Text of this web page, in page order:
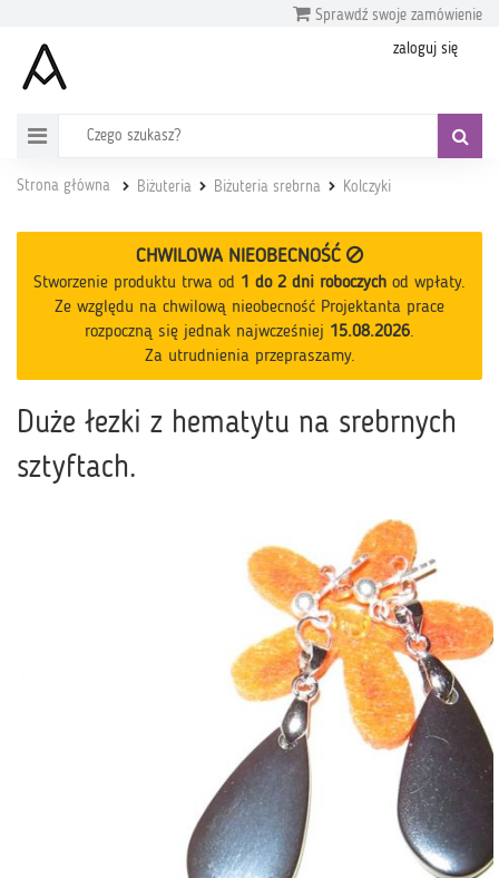
Sprawdź swoje zamówienie
zaloguj się
Strona główna Biżuteria Biżuteria srebrna Kolczyki
CHWILOWA NIEOBECNOŚĆ
Stworzenie produktu trwa od 1 do 2 dni roboczych od wpłaty.
Ze względu na chwilową nieobecność Projektanta prace
rozpoczną się jednak najwcześniej 15.08.2026.
Za utrudnienia przepraszamy.
Duże łezki z hematytu na srebrnych
sztyftach.